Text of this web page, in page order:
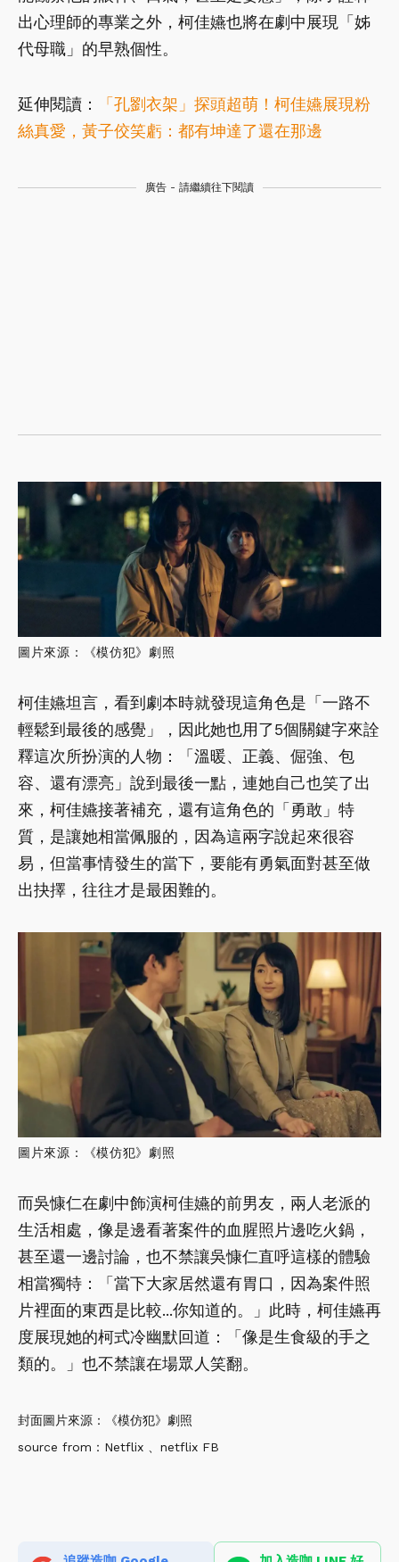
出心理師的專業之外，柯佳嬿也將在劇中展現「姊
代母職」的早熟個性。
延伸閱讀：
「孔劉衣架」探頭超萌！柯佳嬿展現粉
絲真愛，黃子佼笑虧：都有坤達了還在那邊
廣告 - 請繼續往下閱讀
圖片來源：《模仿犯》劇照
柯佳嬿坦言，看到劇本時就發現這角色是「一路不
輕鬆到最後的感覺」，因此她也用了5個關鍵字來詮
釋這次所扮演的人物：「溫暖、正義、倔強、包
容、還有漂亮」說到最後一點，連她自己也笑了出
來，柯佳嬿接著補充，還有這角色的「勇敢」特
質，是讓她相當佩服的，因為這兩字說起來很容
易，但當事情發生的當下，要能有勇氣面對甚至做
出抉擇，往往才是最困難的。
圖片來源：《模仿犯》劇照
而吳慷仁在劇中飾演柯佳嬿的前男友，兩人老派的
生活相處，像是邊看著案件的血腥照片邊吃火鍋，
甚至還一邊討論，也不禁讓吳慷仁直呼這樣的體驗
相當獨特：「當下大家居然還有胃口，因為案件照
片裡面的東西是比較...你知道的。」此時，柯佳嬿再
度展現她的柯式冷幽默回道：「像是生食級的手之
類的。」也不禁讓在場眾人笑翻。
封面圖片來源：《模仿犯》劇照
source from：Netflix 、netflix FB